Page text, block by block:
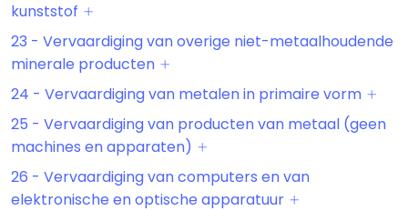
kunststof
23 - Vervaardiging van overige niet-metaalhoudende
minerale producten
24 - Vervaardiging van metalen in primaire vorm
25 - Vervaardiging van producten van metaal (geen
machines en apparaten)
26 - Vervaardiging van computers en van
elektronische en optische apparatuur